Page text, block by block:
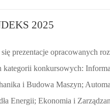
2025
prezentacje opracowanych
kategorii konkursowych:
i Budowa Maszyn;
Energii; Ekonomia i